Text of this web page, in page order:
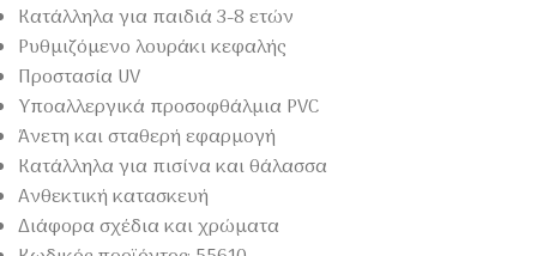
Κατάλληλα για παιδιά 3-8 ετών
Ρυθμιζόμενο λουράκι κεφαλής
Προστασία UV
Υποαλλεργικά προσοφθάλμια PVC
Άνετη και σταθερή εφαρμογή
Κατάλληλα για πισίνα και θάλασσα
Ανθεκτική κατασκευή
Διάφορα σχέδια και χρώματα